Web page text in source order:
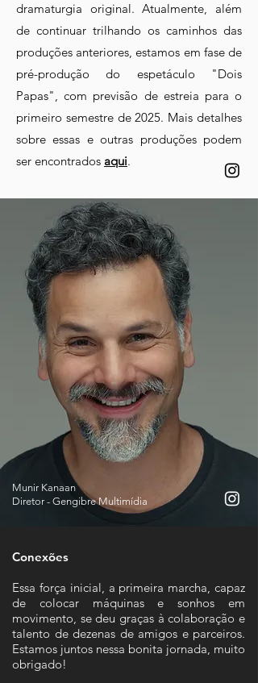
dramaturgia original. Atualmente, além
de continuar trilhando os caminhos das
produções anteriores, estamos em fase de
pré-produção do espetáculo "Dois
Papas", com previsão de estreia para o
primeiro semestre de 2025. Mais detalhes
sobre essas e outras produções podem
ser encontrados aqui.
Munir Kanaan
Diretor - Gengibre Multimídia
Conexões​
Essa força inicial, a primeira marcha, capaz
de colocar máquinas e sonhos em
movimento, se deu graças à colaboração e
talento de dezenas de amigos e parceiros.
Estamos juntos nessa bonita jornada, muito
obrigado!